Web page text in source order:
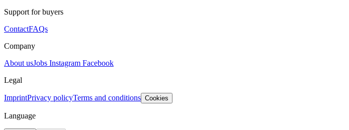
Support for buyers
ContactFAQs
Company
About usJobs Instagram Facebook
Legal
ImprintPrivacy policyTerms and conditions Cookies
Language